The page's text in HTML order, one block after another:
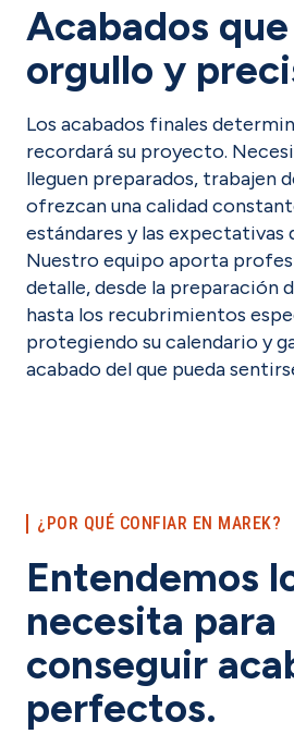
Acabados
orgullo y
Los acabados finales
recordará su proyecto.
lleguen preparados, trabajen
ofrezcan una calidad
estándares y las expectativas
Nuestro equipo aporta
detalle, desde la preparación
hasta los recubrimientos
protegiendo su calendario y
acabado del que pueda
¿POR QUÉ CONFIAR EN MAREK?
Entendemos
necesita para
conseguir
perfectos.